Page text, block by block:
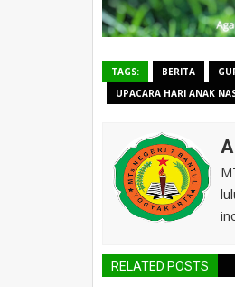
TAGS: BERITA
UPACARA HARI ANAK
RELATED POSTS